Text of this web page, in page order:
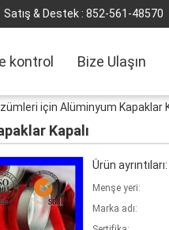
Satış & Destek : 852-561-48570
kontrol Bize Ulaşın
için Alüminyum Kapaklar
Kapalı
Ürün ayrıntıları:
Menşe yeri:
Marka adı: